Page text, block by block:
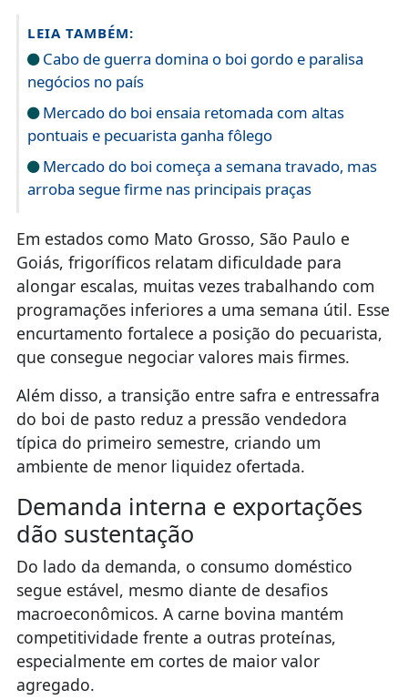
LEIA TAMBÉM:
Cabo de guerra domina o boi gordo e paralisa
negócios no país
Mercado do boi ensaia retomada com altas
pontuais e pecuarista ganha fôlego
Mercado do boi começa a semana travado, mas
arroba segue firme nas principais praças
Em estados como Mato Grosso, São Paulo e
Goiás, frigoríficos relatam dificuldade para
alongar escalas, muitas vezes trabalhando com
programações inferiores a uma semana útil. Esse
encurtamento fortalece a posição do pecuarista,
que consegue negociar valores mais firmes.
Além disso, a transição entre safra e entressafra
do boi de pasto reduz a pressão vendedora
típica do primeiro semestre, criando um
ambiente de menor liquidez ofertada.
Demanda interna e exportações
dão sustentação
Do lado da demanda, o consumo doméstico
segue estável, mesmo diante de desafios
macroeconômicos. A carne bovina mantém
competitividade frente a outras proteínas,
especialmente em cortes de maior valor
agregado.